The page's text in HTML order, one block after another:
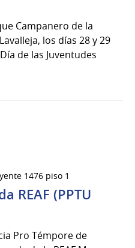
Campanero de la
los días 28 y 29
de las Juventudes
1476 piso 1
REAF (PPTU
Pro Témpore de